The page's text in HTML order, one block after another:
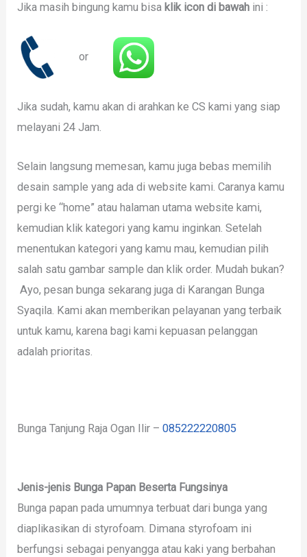
Jika masih bingung kamu bisa klik icon di bawah ini :
or
Jika sudah, kamu akan di arahkan ke CS kami yang siap
melayani 24 Jam.
Selain langsung memesan, kamu juga bebas memilih
desain sample yang ada di website kami. Caranya kamu
pergi ke “home” atau halaman utama website kami,
kemudian klik kategori yang kamu inginkan. Setelah
menentukan kategori yang kamu mau, kemudian pilih
salah satu gambar sample dan klik order. Mudah bukan?
Ayo, pesan bunga sekarang juga di Karangan Bunga
Syaqila. Kami akan memberikan pelayanan yang terbaik
untuk kamu, karena bagi kami kepuasan pelanggan
adalah prioritas.
Bunga Tanjung Raja Ogan Ilir –085222220805
Jenis-jenis Bunga Papan Beserta Fungsinya
Bunga papan pada umumnya terbuat dari bunga yang
diaplikasikan di styrofoam. Dimana styrofoam ini
berfungsi sebagai penyangga atau kaki yang berbahan